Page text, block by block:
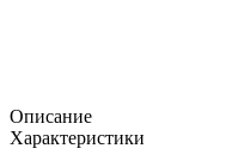
Описание
Характеристики